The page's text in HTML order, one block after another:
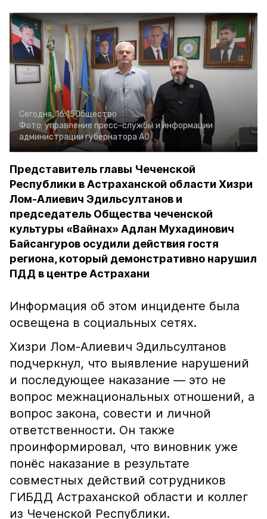
Сегодня, 16:15Общество
Фото: управление пресс-службы и информации
администрации губернатора АО
Представитель главы Чеченской
Республики в Астраханской области Хизри
Лом-Алиевич Эдильсултанов и
председатель Общества чеченской
культуры «Вайнах» Адлан Мухадинович
Байсангуров осудили действия гостя
региона, который демонстративно нарушил
ПДД в центре Астрахани
Информация об этом инциденте была
освещена в социальных сетях.
Хизри Лом-Алиевич Эдильсултанов
подчеркнул, что выявление нарушений
и последующее наказание — это не
вопрос межнациональных отношений, а
вопрос закона, совести и личной
ответственности. Он также
проинформировал, что виновник уже
понёс наказание в результате
совместных действий сотрудников
ГИБДД Астраханской области и коллег
из Чеченской Республики.